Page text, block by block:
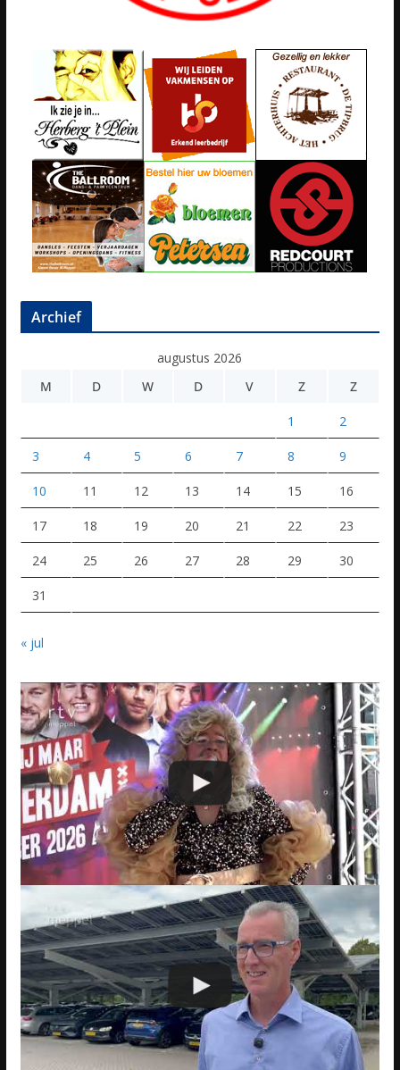
Archief
augustus 2026
M
D W D V Z Z
1 2
3 4 5 6 7 8 9
10 11 12 13 14 15 16
17 18 19 20 21 22 23
24 25 26 27 28 29 30
31
« jul